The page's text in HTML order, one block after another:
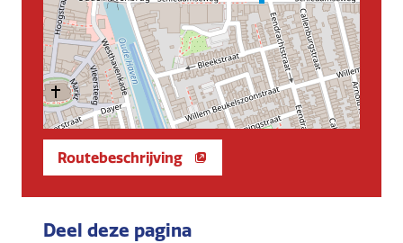
Routebeschrijving
Deel deze pagina